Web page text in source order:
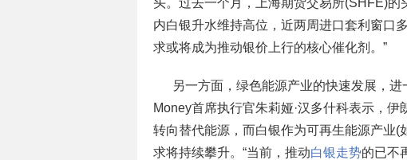
头。过去一个月，上海期货交易所(SHFE)
内白银升水维持高位，近两周进口套利窗口
求或将成为推动银价上行的核心催化剂。”
另一方面，绿色能源产业的快速发展，
Money首席执行官朱莉娅·汉多什科表示，
转向替代能源，而白银作为可再生能源产业
求将持续攀升。“当前，推动白银走势的已不